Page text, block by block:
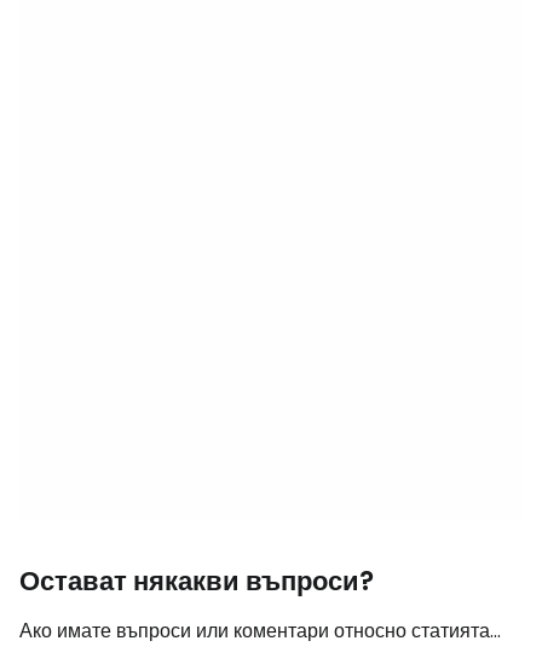
Остават някакви въпроси?
Ако имате въпроси или коментари относно статията...